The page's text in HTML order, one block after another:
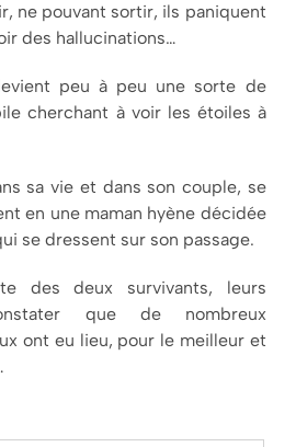
ne pouvant sortir, ils paniquent
des hallucinations…
peu à peu une sorte de
cherchant à voir les étoiles à
sa vie et dans son couple, se
en une maman hyène décidée
se dressent sur son passage.
des deux survivants, leurs
que de nombreux
ont eu lieu, pour le meilleur et